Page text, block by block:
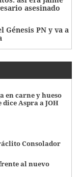
asesinado
Génesis PN y va a
en carne y hueso
Aspra a JOH
Consolador
al nuevo